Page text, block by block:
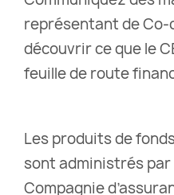
représentant de
découvrir ce que le
feuille de route
Les produits de
sont administrés
Compagnie